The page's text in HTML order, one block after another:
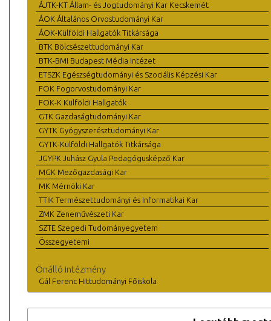
ÁJTK-KT Állam- és Jogtudományi Kar Kecskemét
ÁOK Általános Orvostudományi Kar
ÁOK-Külföldi Hallgatók Titkársága
BTK Bölcsészettudományi Kar
BTK-BMI Budapest Média Intézet
ETSZK Egészségtudományi és Szociális Képzési Kar
FOK Fogorvostudományi Kar
FOK-K Külföldi Hallgatók
GTK Gazdaságtudományi Kar
GYTK Gyógyszerésztudományi Kar
GYTK-Külföldi Hallgatók Titkársága
JGYPK Juhász Gyula Pedagógusképző Kar
MGK Mezőgazdasági Kar
MK Mérnöki Kar
TTIK Természettudományi és Informatikai Kar
ZMK Zeneművészeti Kar
SZTE Szegedi Tudományegyetem
Összegyetemi
Önálló intézmény
Gál Ferenc Hittudományi Főiskola